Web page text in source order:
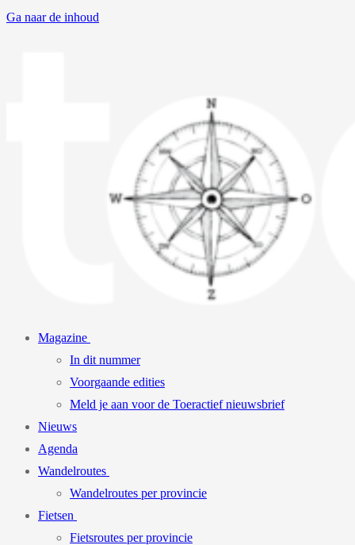
Ga naar de inhoud
Magazine
In dit nummer
Voorgaande edities
Meld je aan voor de Toeractief nieuwsbrief
Nieuws
Agenda
Wandelroutes
Wandelroutes per provincie
Fietsen
Fietsroutes per provincie